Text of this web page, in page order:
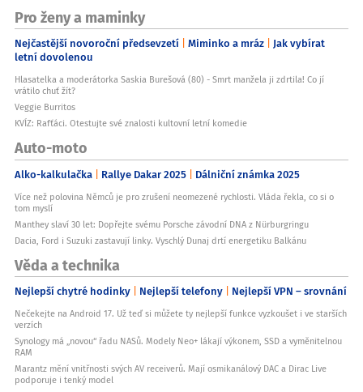
Pro ženy a maminky
Nejčastější novoroční předsevzetí Miminko a mráz Jak vybírat
letní dovolenou
Hlasatelka a moderátorka Saskia Burešová (80) - Smrt manžela ji zdrtila! Co jí
vrátilo chuť žít?
Veggie Burritos
KVÍZ: Rafťáci. Otestujte své znalosti kultovní letní komedie
Auto-moto
Alko-kalkulačka Rallye Dakar 2025 Dálniční známka 2025
Více než polovina Němců je pro zrušení neomezené rychlosti. Vláda řekla, co si o
tom myslí
Manthey slaví 30 let: Dopřejte svému Porsche závodní DNA z Nürburgringu
Dacia, Ford i Suzuki zastavují linky. Vyschlý Dunaj drtí energetiku Balkánu
Věda a technika
Nejlepší chytré hodinky Nejlepší telefony Nejlepší VPN – srovnání
Nečekejte na Android 17. Už teď si můžete ty nejlepší funkce vyzkoušet i ve starších
verzích
Synology má „novou“ řadu NASů. Modely Neo+ lákají výkonem, SSD a vyměnitelnou
RAM
Marantz mění vnitřnosti svých AV receiverů. Mají osmikanálový DAC a Dirac Live
podporuje i tenký model